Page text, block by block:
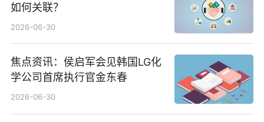
如何关联？
2026-06-30
焦点资讯：侯启军会见韩国LG化
学公司首席执行官金东春
2026-06-30